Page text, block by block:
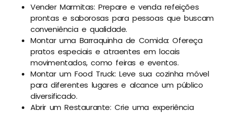
Vender Marmitas: Prepare e venda refeições
prontas e saborosas para pessoas que buscam
conveniência e qualidade.
Montar uma Barraquinha de Comida: Ofereça
pratos especiais e atraentes em locais
movimentados, como feiras e eventos.
Montar um Food Truck: Leve sua cozinha móvel
para diferentes lugares e alcance um público
diversificado.
Abrir um Restaurante: Crie uma experiência